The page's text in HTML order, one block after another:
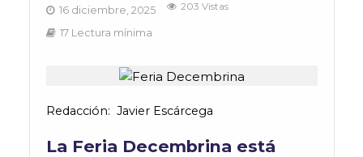
16 diciembre, 2025 203 Vistas
17 Lectura mínima
Redacción: Javier Escárcega
La Feria Decembrina está